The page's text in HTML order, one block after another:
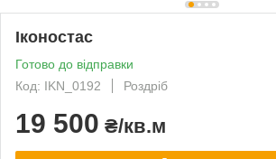
Іконостас
Готово до відправки
Код: IKN_0192
Роздріб
19 500 ₴/кв.м